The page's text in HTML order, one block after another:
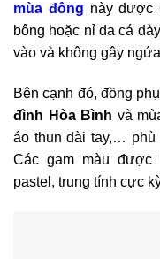
mùa đông này được
bông hoặc nỉ da cá
vào và không gây
Bên cạnh đó, đồng
đình Hòa Bình và
áo thun dài tay,… phù
Các gam màu được
pastel, trung tính cực